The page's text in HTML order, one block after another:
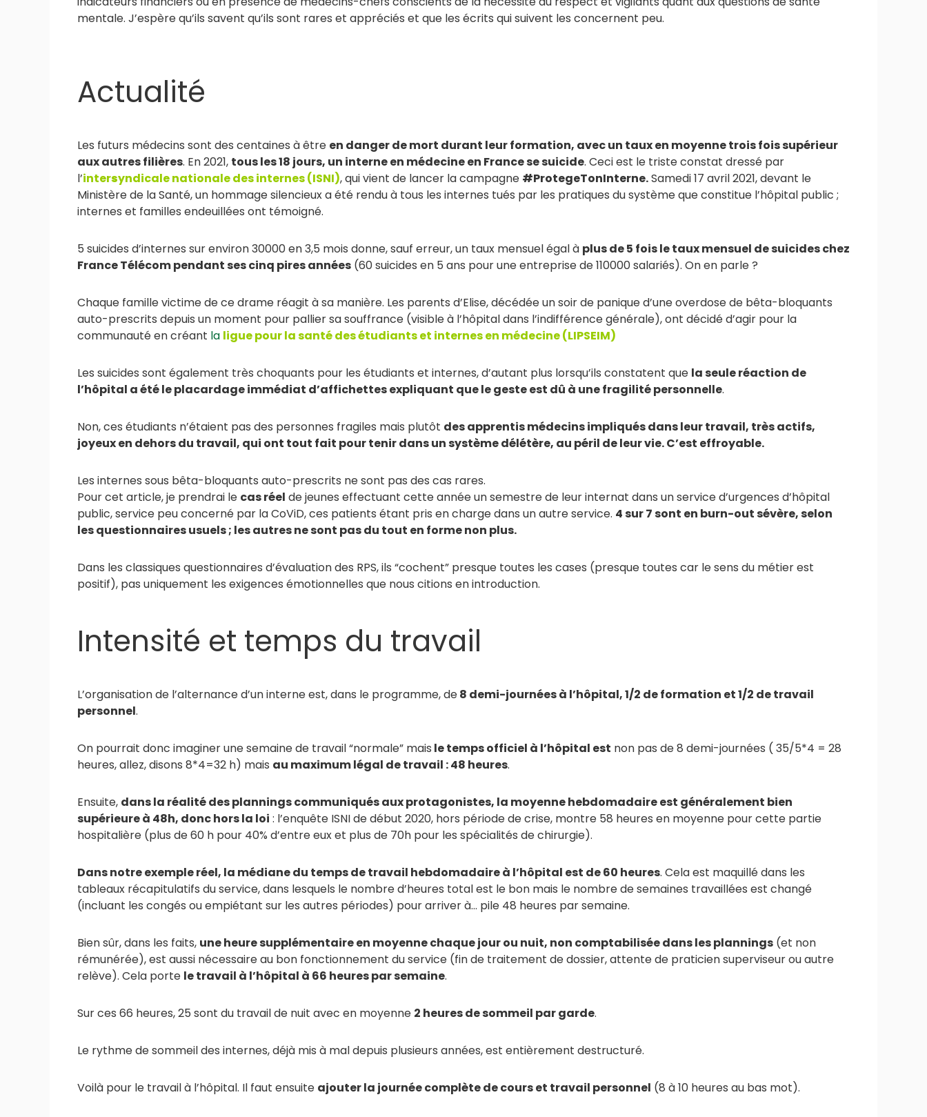
mentale. J’espère qu’ils savent qu’ils sont rares et appréciés et que les écrits qui suivent les concernent peu.
Actualité
Les futurs médecins sont des centaines à être en danger de mort durant leur formation, avec un taux en moyenne trois fois supérieur
aux autres filières. En 2021, tous les 18 jours, un interne en médecine en France se suicide. Ceci est le triste constat dressé par
l’intersyndicale nationale des internes (ISNI), qui vient de lancer la campagne #ProtegeTonInterne.Samedi 17 avril 2021, devant le
Ministère de la Santé, un hommage silencieux a été rendu à tous les internes tués par les pratiques du système que constitue l’hôpital public ;
internes et familles endeuillées ont témoigné.
5 suicides d’internes sur environ 30000 en 3,5 mois donne, sauf erreur, un taux mensuel égal à plus de 5 fois le taux mensuel de suicides chez
France Télécom pendant ses cinq pires années (60 suicides en 5 ans pour une entreprise de 110000 salariés). On en parle ?
Chaque famille victime de ce drame réagit à sa manière. Les parents d’Elise, décédée un soir de panique d’une overdose de bêta-bloquants
auto-prescrits depuis un moment pour pallier sa souffrance (visible à l’hôpital dans l’indifférence générale), ont décidé d’agir pour la
communauté en créant la ligue pour la santé des étudiants et internes en médecine (LIPSEIM)
Les suicides sont également très choquants pour les étudiants et internes, d’autant plus lorsqu’ils constatent que la seule réaction de
l’hôpital a été le placardage immédiat d’affichettes expliquant que le geste est dû à une fragilité personnelle.
Non, ces étudiants n’étaient pas des personnes fragiles mais plutôt des apprentis médecins impliqués dans leur travail, très actifs,
joyeux en dehors du travail, qui ont tout fait pour tenir dans un système délétère, au péril de leur vie. C’est effroyable.
Les internes sous bêta-bloquants auto-prescrits ne sont pas des cas rares.
Pour cet article, je prendrai le cas réel de jeunes effectuant cette année un semestre de leur internat dans un service d’urgences d’hôpital
public, service peu concerné par la CoViD, ces patients étant pris en charge dans un autre service. 4 sur 7 sont en burn-out sévère, selon
les questionnaires usuels ; les autres ne sont pas du tout en forme non plus.
Dans les classiques questionnaires d’évaluation des RPS, ils “cochent” presque toutes les cases (presque toutes car le sens du métier est
positif), pas uniquement les exigences émotionnelles que nous citions en introduction.
Intensité et temps du travail
L’organisation de l’alternance d’un interne est, dans le programme, de8 demi-journées à l’hôpital, 1/2 de formation et 1/2 de travail
personnel.
On pourrait donc imaginer une semaine de travail “normale” mais le temps officiel à l’hôpital est non pas de 8 demi-journées ( 35/5*4 = 28
heures, allez, disons 8*4=32 h) mais au maximum légal de travail : 48 heures.
Ensuite, dans la réalité des plannings communiqués aux protagonistes, la moyenne hebdomadaire est généralement bien
supérieure à 48h, donc hors la loi : l’enquête ISNI de début 2020, hors période de crise, montre 58 heures en moyenne pour cette partie
hospitalière (plus de 60 h pour 40% d’entre eux et plus de 70h pour les spécialités de chirurgie).
Dans notre exemple réel, la médiane du temps de travail hebdomadaire à l’hôpital est de 60 heures. Cela est maquillé dans les
tableaux récapitulatifs du service, dans lesquels le nombre d’heures total est le bon mais le nombre de semaines travaillées est changé
(incluant les congés ou empiétant sur les autres périodes) pour arriver à… pile 48 heures par semaine.
Bien sûr, dans les faits, une heure supplémentaire en moyenne chaque jour ou nuit, non comptabilisée dans les plannings (et non
rémunérée), est aussi nécessaire au bon fonctionnement du service (fin de traitement de dossier, attente de praticien superviseur ou autre
relève). Cela porte le travail à l’hôpital à 66 heures par semaine.
Sur ces 66 heures, 25 sont du travail de nuit avec en moyenne 2 heures de sommeil par garde.
Le rythme de sommeil des internes, déjà mis à mal depuis plusieurs années, est entièrement destructuré.
Voilà pour le travail à l’hôpital. Il faut ensuite ajouter la journée complète de cours et travail personnel (8 à 10 heures au bas mot).